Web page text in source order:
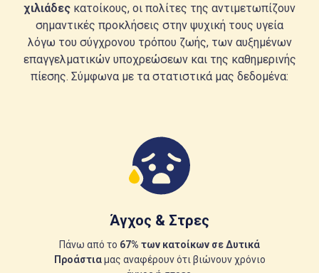
χιλιάδεςκατοίκους, οι πολίτες της αντιμετωπίζουν
σημαντικές προκλήσεις στην ψυχική τους υγεία
λόγω του σύγχρονου τρόπου ζωής, των αυξημένων
επαγγελματικών υποχρεώσεων και της καθημερινής
πίεσης. Σύμφωνα με τα στατιστικά μας δεδομένα:
Άγχος & Στρες
Πάνω από το 67% των κατοίκων σε Δυτικά
Προάστιαμας αναφέρουν ότι βιώνουν χρόνιο